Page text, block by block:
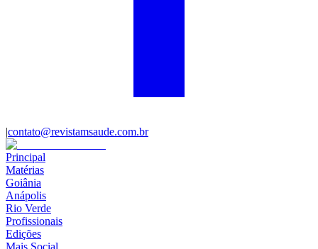
|contato@revistamsaude.com.br
Principal
Matérias
Goiânia
Anápolis
Rio Verde
Profissionais
Edições
Mais Social